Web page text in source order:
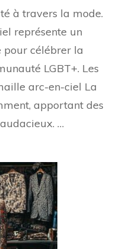
à travers la mode.
représente un
célébrer la
LGBT+. Les
arc-en-ciel La
apportant des
…